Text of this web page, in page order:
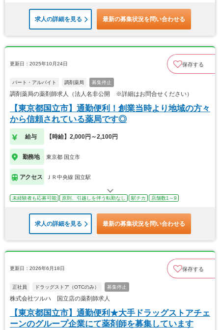
求人の詳細を見る 最新の募集状況を問い合わせる
更新日：2025年10月24日 保存する
パート・アルバイト 調剤薬局 募集停止
調剤薬局の薬剤師求人（法人名非公開 ※詳細はお問合せください）
【東京都国立市】通勤便利！創業当時より地域の方々
から信頼されている薬局です◎
給与 【時給】2,000円～2,100円
勤務地 東京都 国立市
アクセス ＪＲ中央線 国立駅
未経験者も応募可能 原則、引越しを伴う転勤なし 駅チカ 店舗数1～9
求人の詳細を見る 最新の募集状況を問い合わせる
更新日：2026年6月18日 保存する
正社員 ドラッグストア（OTCのみ） 募集停止
株式会社ツルハ 国立店の薬剤師求人
【東京都国立市】通勤便利★大手ドラッグストアチェ
ーンのグループ企業にて薬剤師を募集しています